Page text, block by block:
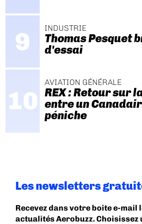
INDUSTRIE
Thomas Pesquet
d'essai
AVIATION GÉNÉRALE
REX : Retour sur
entre un
péniche
Les newsletters
Recevez dans votre boite e-mail
actualités Aerobuzz. Choisissez